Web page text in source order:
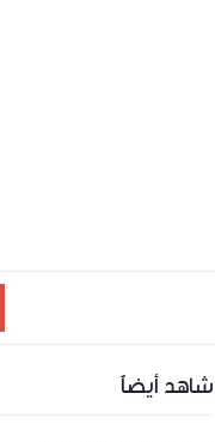
شاهد أيضاً